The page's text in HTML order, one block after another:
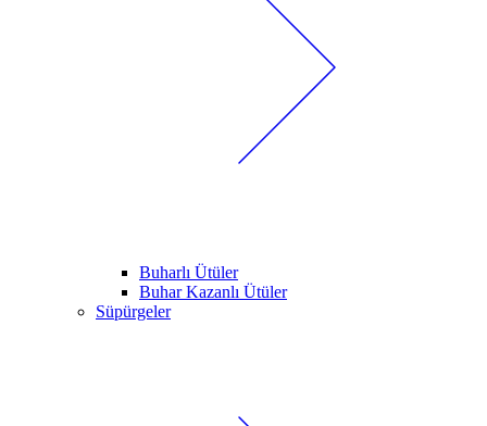
Buharlı Ütüler
Buhar Kazanlı Ütüler
Süpürgeler